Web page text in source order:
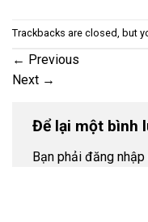
Trackbacks are closed, but
← Previous
Next →
Để lại một bình
Bạn phải đăng